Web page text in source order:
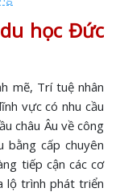
học Đức
mẽ, Trí tuệ nhân
vực có nhu cầu
châu Âu về công
bằng cấp chuyên
tiếp cận các cơ
lộ trình phát triển